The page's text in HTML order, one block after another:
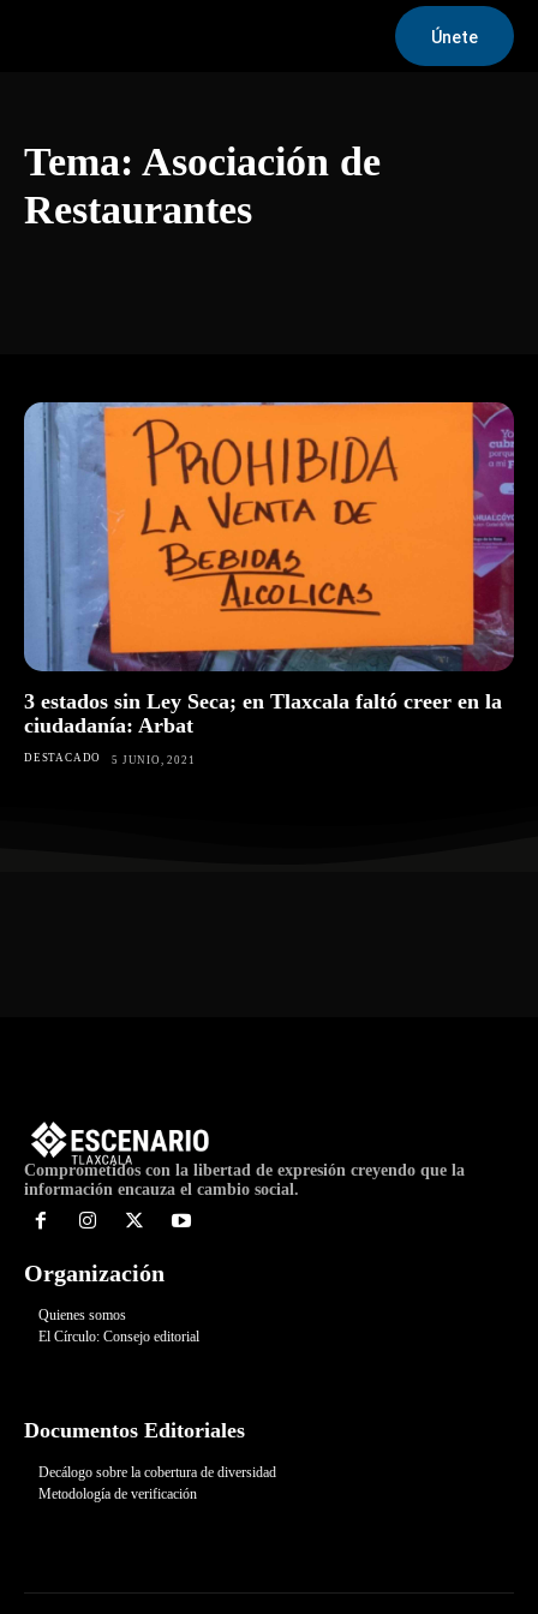
Únete
Tema: Asociación de
Restaurantes
3 estados sin Ley Seca; en Tlaxcala faltó creer en la
ciudadanía: Arbat
DESTACADO 5 JUNIO, 2021
Comprometidos con la libertad de expresión creyendo que la
información encauza el cambio social.
Organización
Quienes somos
El Círculo: Consejo editorial
Documentos Editoriales
Decálogo sobre la cobertura de diversidad
Metodología de verificación